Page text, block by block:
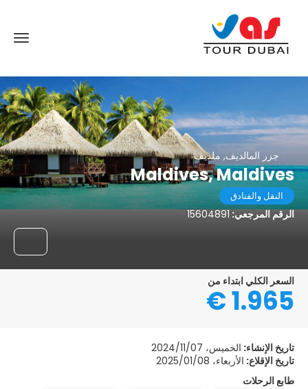
جزر المالديف, ملديف
Maldives, Maldives
النقل والفنادق
الرقم المرجعي: 15604891
السعر الكلي ابتداء من
1.965 €
تاريخ الإنشاء: الخميس، 2024/11/07
تاريخ الإقلاع: الأربعاء، 2025/01/08
طابع الرحلات